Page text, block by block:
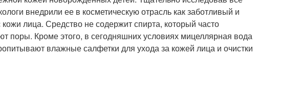
внедрили ее в косметическую отрасль как заботливый и
лица. Средство не содержит спирта, который часто
поры. Кроме этого, в сегодняшних условиях мицеллярная вода
влажные салфетки для ухода за кожей лица и очистки